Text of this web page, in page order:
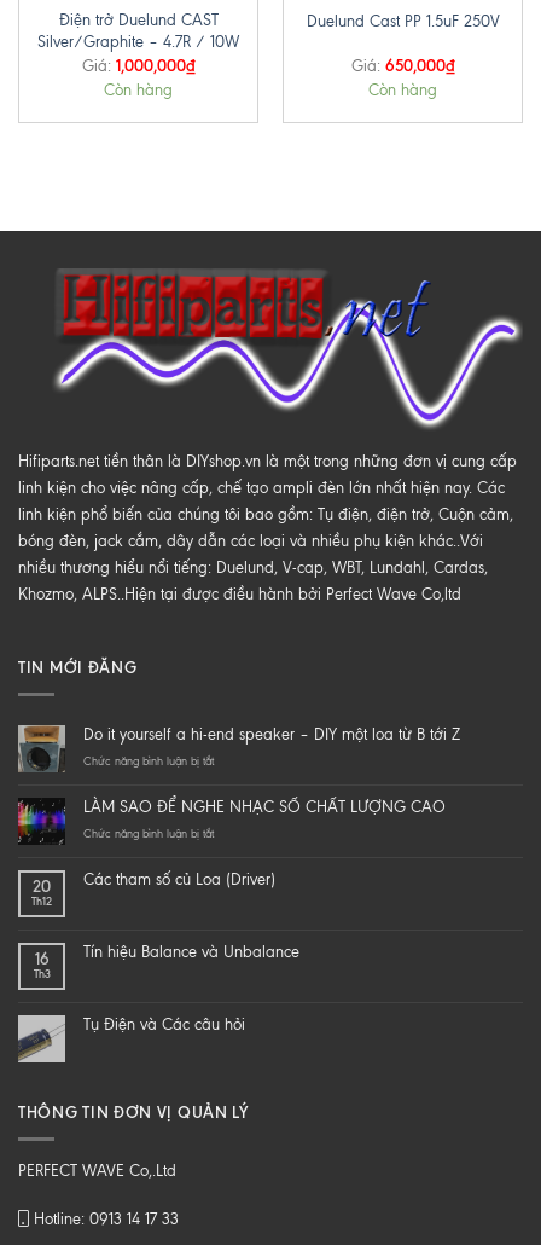
Điện trở Duelund CAST
Silver/Graphite – 4.7R / 10W
Giá: 1,000,000₫
Còn hàng
Duelund Cast PP 1.5uF 250V
Giá: 650,000₫
Còn hàng
Hifiparts.net tiền thân là DIYshop.vn là một trong những đơn vị cung cấp
linh kiện cho việc nâng cấp, chế tạo ampli đèn lớn nhất hiện nay. Các
linh kiện phổ biến của chúng tôi bao gồm: Tụ điện, điện trở, Cuộn cảm,
bóng đèn, jack cắm, dây dẫn các loại và nhiều phụ kiện khác..Với
nhiều thương hiểu nổi tiếng: Duelund, V-cap, WBT, Lundahl, Cardas,
Khozmo, ALPS..Hiện tại được điều hành bởi Perfect Wave Co,ltd
TIN MỚI ĐĂNG
Do it yourself a hi-end speaker – DIY một loa từ B tới Z
Chức năng bình luận bị tắtở
yourself
a
speaker
loa
Z
LÀM SAO ĐỂ NGHE NHẠC SỐ CHẤT LƯỢNG CAO
Chức năng bình luận bị tắtở
ĐỂ
CHẤT
20
Th12
Các tham số củ Loa (Driver)
16
Th3
Tín hiệu Balance và Unbalance
Tụ Điện và Các câu hỏi
THÔNG TIN ĐƠN VỊ QUẢN LÝ
PERFECT WAVE Co,.Ltd
Hotline: 0913 14 17 33